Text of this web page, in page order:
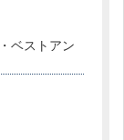
ベストアン